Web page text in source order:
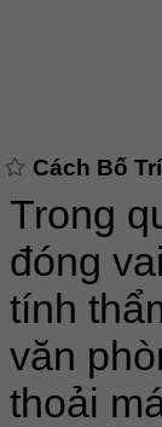
Cách Bố
Trong
đóng
tính
văn
thoải